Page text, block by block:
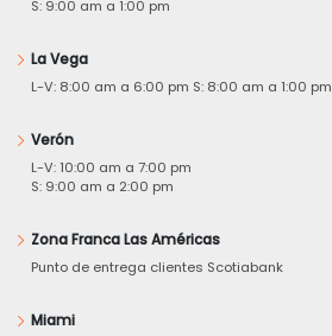
S: 9:00 am a 1:00 pm
La Vega
L-V: 8:00 am a 6:00 pm S: 8:00 am a 1:00 pm
Verón
L-V: 10:00 am a 7:00 pm
S: 9:00 am a 2:00 pm
Zona Franca Las Américas
Punto de entrega clientes Scotiabank
Miami